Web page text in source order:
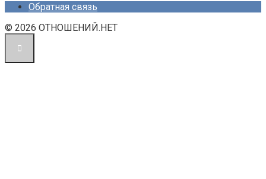
Обратная связь
© 2026 ОТНОШЕНИЙ.НЕТ